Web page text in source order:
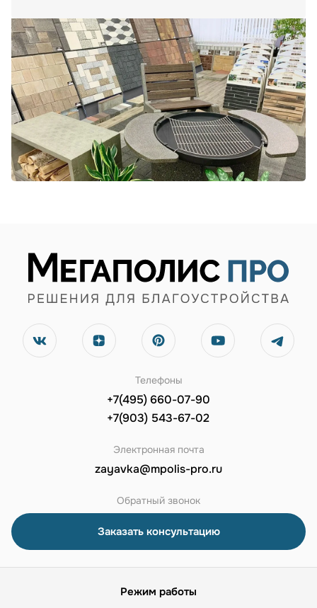
Телефоны
+7(495) 660-07-90
+7(903) 543-67-02
Электронная почта
zayavka@mpolis-pro.ru
Обратный звонок
Заказать консультацию
Режим работы